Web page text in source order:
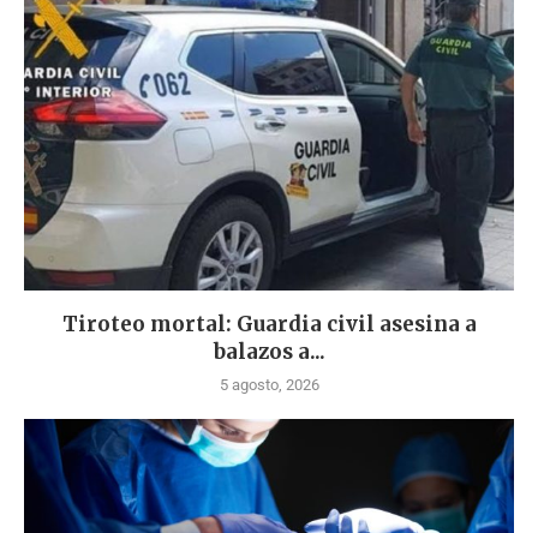
Tiroteo mortal: Guardia civil asesina a
balazos a...
5 agosto, 2026